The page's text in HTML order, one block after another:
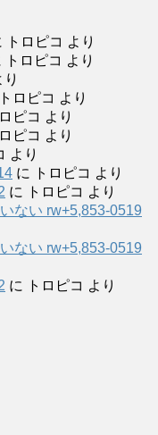
トロピコ より
トロピコ より
り
トロピコ より
ピコ より
ピコ より
より
に トロピコ より
に トロピコ より
ない rw+5,853-0519
ない rw+5,853-0519
に トロピコ より